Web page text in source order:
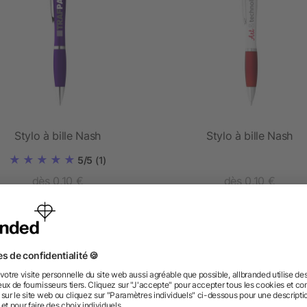
Stylo à bille Nash
5/5 (1)
dès 0,10 €
Stylo à bille Nash
dès 0,10 €
des questions ? Nous avons les